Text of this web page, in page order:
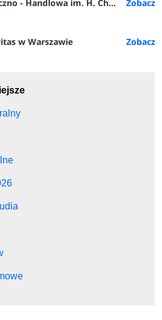
im. H. Chodkowskiej w Warszawie
w Warszawie